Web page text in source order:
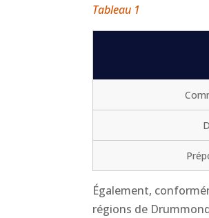
Tableau 1
Également,
régions de